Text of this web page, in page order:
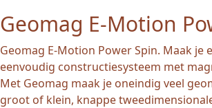
Geomag E-Motion
Geomag E-Motion Power Spin. Maak
eenvoudig constructiesysteem met
Met Geomag maak je oneindig veel
groot of klein, knappe